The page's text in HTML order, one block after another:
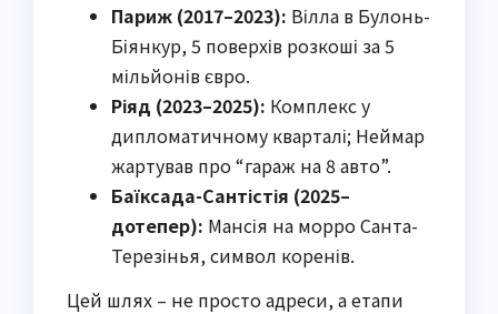
Париж (2017–2023): Вілла в Булонь-
Біянкур, 5 поверхів розкоші за 5
мільйонів євро.
Ріяд (2023–2025): Комплекс у
дипломатичному кварталі; Неймар
жартував про “гараж на 8 авто”.
Баїксада-Сантістія (2025–
дотепер): Мансія на морро Санта-
Терезінья, символ коренів.
Цей шлях – не просто адреси, а етапи